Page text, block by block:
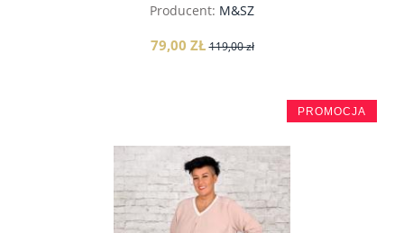
Producent: M&SZ
79,00 ZŁ 119,00 zł
do koszyka
PROMOCJA